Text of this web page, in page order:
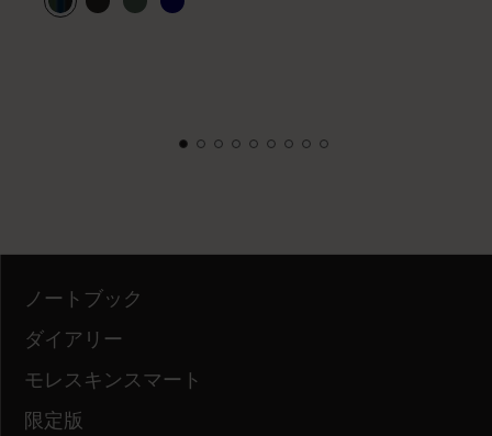
ノートブック
ダイアリー
モレスキンスマート
限定版